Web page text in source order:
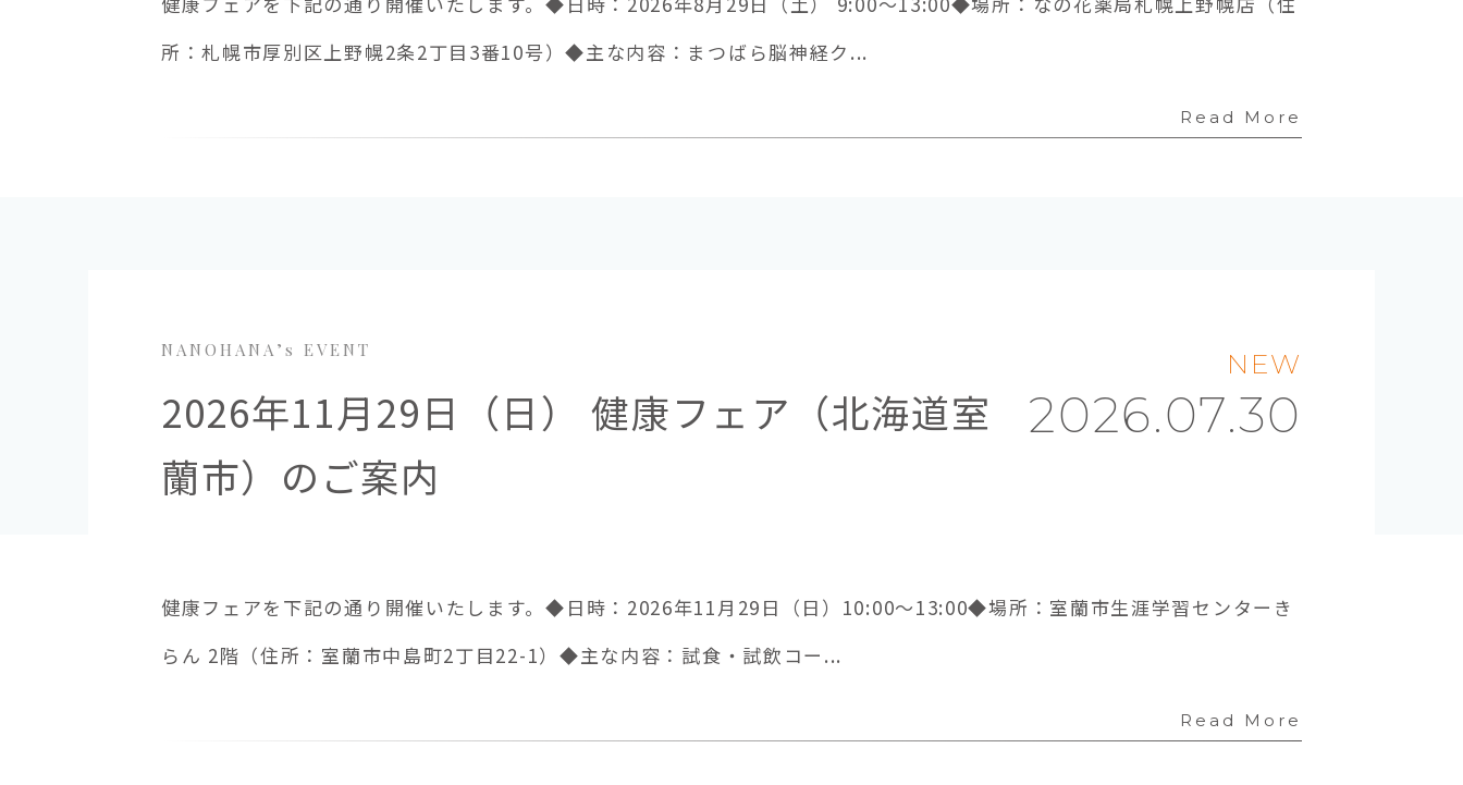
所：札幌市厚別区上野幌2条2丁目3番10号）◆主な内容：まつばら脳神経ク...
Read More
NEW
2026.07.30
NANOHANA’s EVENT
2026年11月29日（日） 健康フェア（北海道室
蘭市）のご案内
健康フェアを下記の通り開催いたします。◆日時：2026年11月29日（日）10:00～13:00◆場所：室蘭市生涯学習センターき
らん 2階（住所：室蘭市中島町2丁目22-1）◆主な内容：試食・試飲コー...
Read More